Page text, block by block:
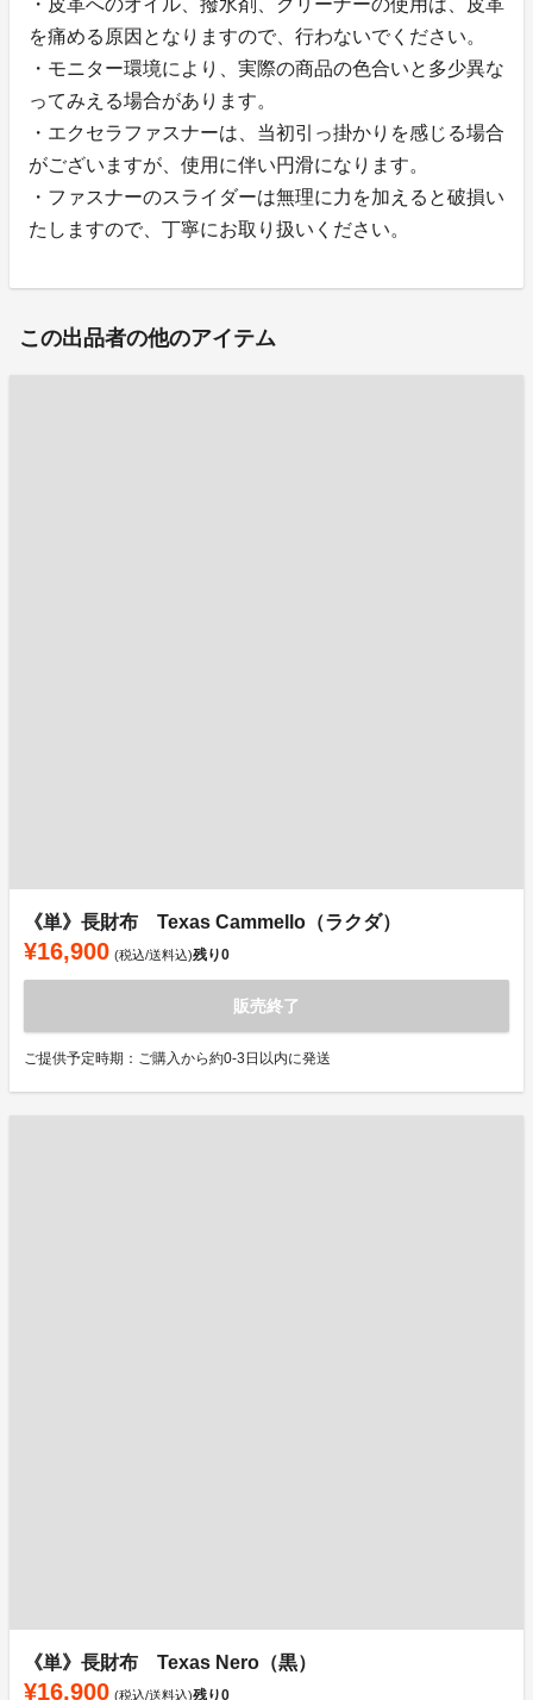
・皮革へのオイル、撥水剤、クリーナーの使用は、皮革
を痛める原因となりますので、行わないでください。
・モニター環境により、実際の商品の色合いと多少異な
ってみえる場合があります。
・エクセラファスナーは、当初引っ掛かりを感じる場合
がございますが、使用に伴い円滑になります。
・ファスナーのスライダーは無理に力を加えると破損い
たしますので、丁寧にお取り扱いください。
この出品者の他のアイテム
《単》長財布 Texas Cammello（ラクダ）
¥16,900 (税込/送料込)残り0
販売終了
ご提供予定時期：ご購入から約0-3日以内に発送
《単》長財布 Texas Nero（黒）
¥16,900 (税込/送料込)残り0